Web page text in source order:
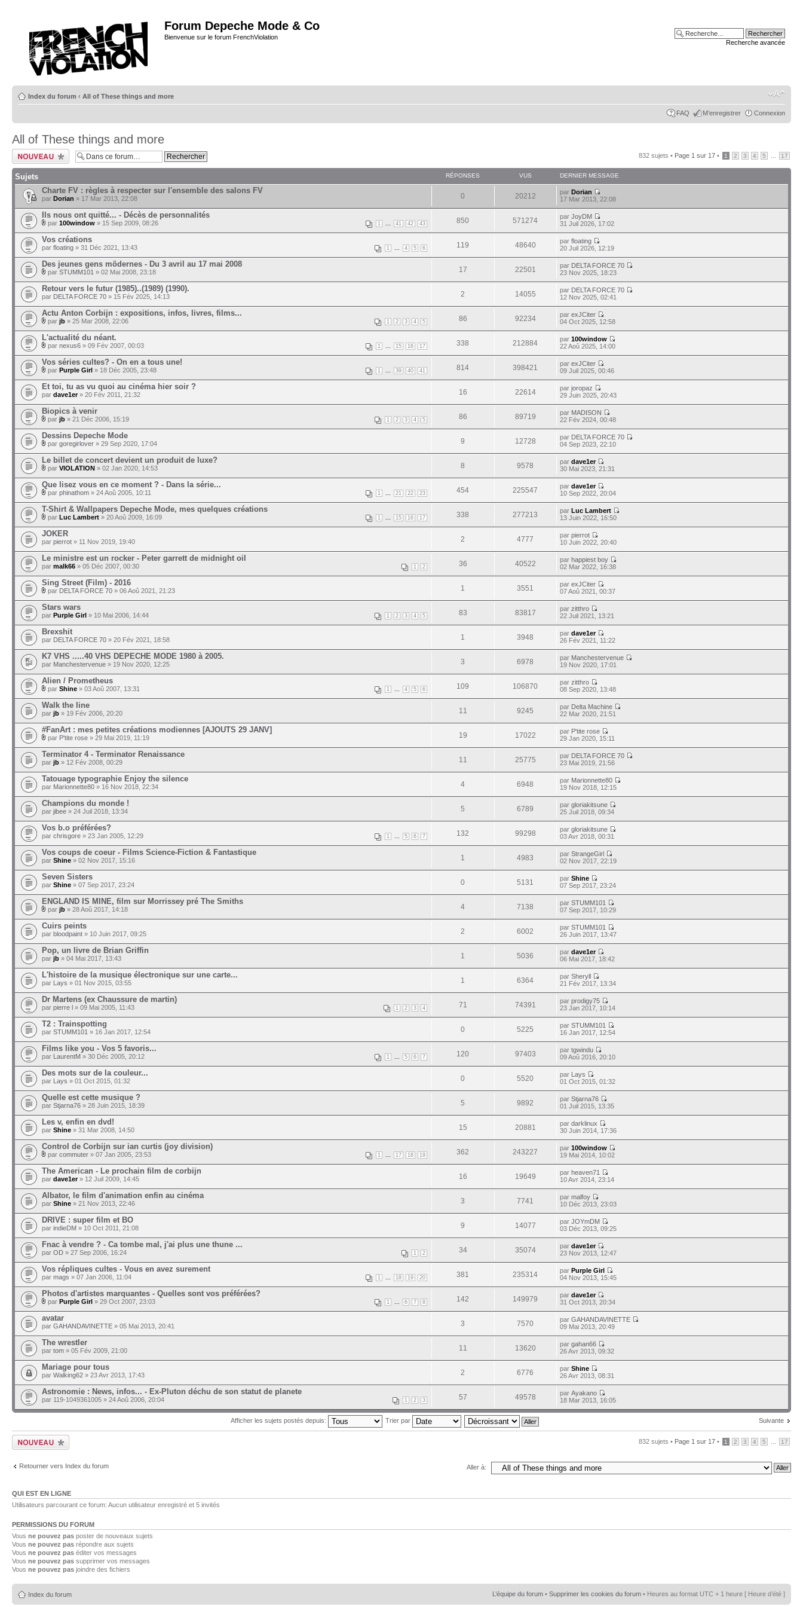
Forum Depeche Mode & Co
Bienvenue sur le forum FrenchViolation
Recherche avancée
Index du forum ‹ All of These things and more
FAQ M’enregistrer Connexion
All of These things and more
Ecrire un nouveau
sujet
832 sujets • Page 1 sur 17 • 1 2 3 4 5 17
Sujets RÉPONSES VUS DERNIER MESSAGE
Charte FV : règles à respecter sur l'ensemble des salons FV
par Dorian » 17 Mar 2013, 22:08 0 20212 parDorian
17 Mar 2013, 22:08
Ils nous ont quitté... - Décès de personnalités
1 41 42 43
par 100window » 15 Sep 2009, 08:26 850 571274 parJoyDM
31 Juil 2026, 17:02
Vos créations
1 4 5 6
par floating » 31 Déc 2021, 13:43 119 48640 parfloating
20 Juil 2026, 12:19
Des jeunes gens mödernes - Du 3 avril au 17 mai 2008
par STUMM101 » 02 Mai 2008, 23:18 17 22501 par DELTA FORCE 70
23 Nov 2025, 18:23
Retour vers le futur (1985)..(1989) (1990).
par DELTA FORCE 70 » 15 Fév 2025, 14:13 2 14055 par DELTA FORCE 70
12 Nov 2025, 02:41
Actu Anton Corbijn : expositions, infos, livres, films...
1 2 3 4 5
par jb » 25 Mar 2008, 22:06 86 92234 parexJCiter
04 Oct 2025, 12:58
L'actualité du néant.
1 15 16 17
par nexus6 » 09 Fév 2007, 00:03 338 212884 par100window
22 Aoû 2025, 14:00
Vos séries cultes? - On en a tous une!
1 39 40 41
par Purple Girl » 18 Déc 2005, 23:48 814 398421 parexJCiter
09 Juil 2025, 00:46
Et toi, tu as vu quoi au cinéma hier soir ?
par dave1er» 20 Fév 2011, 21:32 16 22614 parjoropaz
29 Juin 2025, 20:43
Biopics à venir
1 2 3 4 5
par jb » 21 Déc 2006, 15:19 86 89719 par MADISON
22 Fév 2024, 00:48
Dessins Depeche Mode
par goregirlover » 29 Sep 2020, 17:04 9 12728 par DELTA FORCE 70
04 Sep 2023, 22:10
Le billet de concert devient un produit de luxe?
par VIOLATION » 02 Jan 2020, 14:53 8 9578 pardave1er
30 Mai 2023, 21:31
Que lisez vous en ce moment ? - Dans la série...
1 21 22 23
par phinathom » 24 Aoû 2005, 10:11 454 225547 pardave1er
10 Sep 2022, 20:04
T-Shirt & Wallpapers Depeche Mode, mes quelques créations
1 15 16 17
par Luc Lambert » 20 Aoû 2009, 16:09 338 277213 parLuc Lambert
13 Juin 2022, 16:50
JOKER
par pierrot » 11 Nov 2019, 19:40 2 4777 parpierrot
10 Juin 2022, 20:40
Le ministre est un rocker - Peter garrett de midnight oil
1 2
par malk66 » 05 Déc 2007, 00:30 36 40522 parhappiest boy
02 Mar 2022, 16:38
Sing Street (Film) - 2016
par DELTA FORCE 70 » 06 Aoû 2021, 21:23 1 3551 parexJCiter
07 Aoû 2021, 00:37
Stars wars
1 2 3 4 5
par Purple Girl » 10 Mai 2006, 14:44 83 83817 parzitthro
22 Juil 2021, 13:21
Brexshit
par DELTA FORCE 70 » 20 Fév 2021, 18:58 1 3948 pardave1er
26 Fév 2021, 11:22
K7 VHS .....40 VHS DEPECHE MODE 1980 à 2005.
par Manchestervenue » 19 Nov 2020, 12:25 3 6978 par Manchestervenue
19 Nov 2020, 17:01
Alien / Prometheus
1 4 5 6
par Shine » 03 Aoû 2007, 13:31 109 106870 parzitthro
08 Sep 2020, 13:48
Walk the line
par jb » 19 Fév 2006, 20:20 11 9245 par Delta Machine
22 Mar 2020, 21:51
#FanArt : mes petites créations modiennes [AJOUTS 29 JANV]
par P'tite rose » 29 Mai 2019, 11:19 19 17022 par P'tite rose
29 Jan 2020, 15:11
Terminator 4 - Terminator Renaissance
par jb » 12 Fév 2008, 00:29 11 25775 par DELTA FORCE 70
23 Mai 2019, 21:56
Tatouage typographie Enjoy the silence
par Marionnette80 » 16 Nov 2018, 22:34 4 6948 par Marionnette80
19 Nov 2018, 12:15
Champions du monde !
par jibee » 24 Juil 2018, 13:34 5 6789 pargloriakitsune
25 Juil 2018, 09:34
Vos b.o préférées?
1 5 6 7
par chrisgore » 23 Jan 2005, 12:29 132 99298 pargloriakitsune
03 Avr 2018, 00:31
Vos coups de coeur - Films Science-Fiction & Fantastique
par Shine » 02 Nov 2017, 15:16 1 4983 parStrangeGirl
02 Nov 2017, 22:19
Seven Sisters
par Shine » 07 Sep 2017, 23:24 0 5131 parShine
07 Sep 2017, 23:24
ENGLAND IS MINE, film sur Morrissey pré The Smiths
par jb » 28 Aoû 2017, 14:18 4 7138 parSTUMM101
07 Sep 2017, 10:29
Cuirs peints
par bloodpaint » 10 Juin 2017, 09:25 2 6002 parSTUMM101
26 Juin 2017, 13:47
Pop, un livre de Brian Griffin
par jb » 04 Mai 2017, 13:43 1 5036 pardave1er
06 Mai 2017, 18:42
L'histoire de la musique électronique sur une carte...
par Lays » 01 Nov 2015, 03:55 1 6364 parSheryll
21 Fév 2017, 13:34
Dr Martens (ex Chaussure de martin)
1 2 3 4
par pierre l » 09 Mai 2005, 11:43 71 74391 parprodigy75
23 Jan 2017, 10:14
T2 : Trainspotting
par STUMM101 » 16 Jan 2017, 12:54 0 5225 parSTUMM101
16 Jan 2017, 12:54
Films like you - Vos 5 favoris...
1 5 6 7
par LaurentM » 30 Déc 2005, 20:12 120 97403 partgwindu
09 Aoû 2016, 20:10
Des mots sur de la couleur...
par Lays » 01 Oct 2015, 01:32 0 5520 par Lays
01 Oct 2015, 01:32
Quelle est cette musique ?
par Stjarna76 » 28 Juin 2015, 18:39 5 9892 parStjarna76
01 Juil 2015, 13:35
Les v, enfin en dvd!
par Shine » 31 Mar 2008, 14:50 15 20881 pardarklinux
30 Juin 2014, 17:36
Control de Corbijn sur ian curtis (joy division)
1 17 18 19
par commuter » 07 Jan 2005, 23:53 362 243227 par100window
19 Mai 2014, 10:02
The American - Le prochain film de corbijn
par dave1er» 12 Juil 2009, 14:45 16 19649 parheaven71
10 Avr 2014, 23:14
Albator, le film d'animation enfin au cinéma
par Shine » 21 Nov 2013, 22:46 3 7741 parmalfoy
10 Déc 2013, 23:03
DRIVE : super film et BO
par indieDM » 10 Oct 2011, 21:08 9 14077 parJOYmDM
03 Déc 2013, 09:25
Fnac à vendre ? - Ca tombe mal, j'ai plus une thune ...
1 2
par OD » 27 Sep 2006, 16:24 34 35074 pardave1er
23 Nov 2013, 12:47
Vos répliques cultes - Vous en avez surement
1 18 19 20
par mags » 07 Jan 2006, 11:04 381 235314 parPurple Girl
04 Nov 2013, 15:45
Photos d'artistes marquantes - Quelles sont vos préférées?
1 6 7 8
par Purple Girl » 29 Oct 2007, 23:03 142 149979 pardave1er
31 Oct 2013, 20:34
avatar
par GAHANDAVINETTE » 05 Mai 2013, 20:41 3 7570 parGAHANDAVINETTE
09 Mai 2013, 20:49
The wrestler
par tom » 05 Fév 2009, 21:00 11 13620 pargahan66
26 Avr 2013, 09:32
Mariage pour tous
par Walking62 » 23 Avr 2013, 17:43 2 6776 parShine
26 Avr 2013, 08:31
Astronomie : News, infos... - Ex-Pluton déchu de son statut de planete
1 2 3
par 119-1049361005 » 24 Aoû 2006, 20:04 57 49578 parAyakano
18 Mar 2013, 16:05
Suivante
Afficher les sujets postés depuis: Trier par
Ecrire un nouveau
sujet
832 sujets • Page 1 sur 17 • 1 2 3 4 5 17
Retourner vers Index du forum Aller à:
QUI EST EN LIGNE
Utilisateurs parcourant ce forum: Aucun utilisateur enregistré et 5 invités
PERMISSIONS DU FORUM
Vous ne pouvez pas poster de nouveaux sujets
Vous ne pouvez pas répondre aux sujets
Vous ne pouvez pas éditer vos messages
Vous ne pouvez pas supprimer vos messages
Vous ne pouvez pas joindre des fichiers
Index du forum L’équipe du forum • Supprimer les cookies du forum • Heures au format UTC + 1 heure [ Heure d’été ]